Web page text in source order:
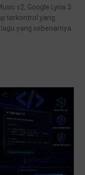
v2, Google Lyria 3
terkontrol yang
yang sebenarnya.